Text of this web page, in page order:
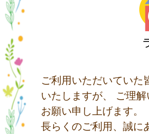
ご利用いただいてい
いたしますが、 ご理
お願い申し上げます。
長らくのご利用、誠に